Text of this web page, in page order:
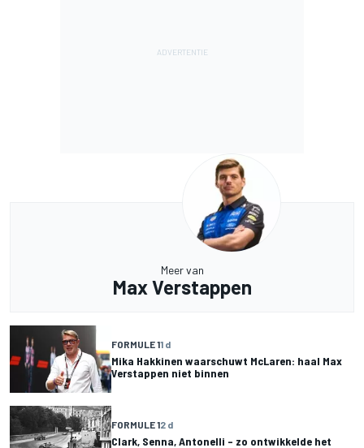
Meer van
Max Verstappen
FORMULE 11 d
Mika Hakkinen waarschuwt McLaren: haal Max
Verstappen niet binnen
FORMULE 12 d
Clark, Senna, Antonelli – zo ontwikkelde het